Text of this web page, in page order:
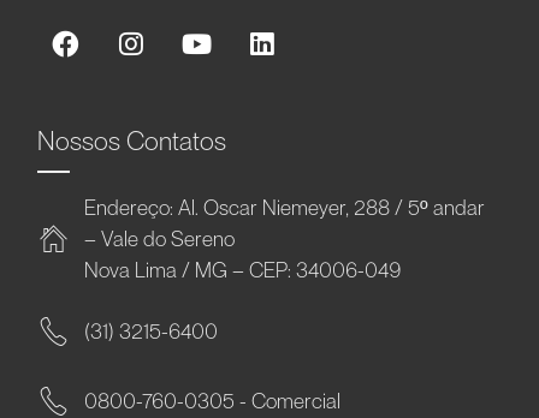
Nossos Contatos
Endereço: Al. Oscar Niemeyer, 288 / 5º andar
– Vale do Sereno
Nova Lima / MG – CEP: 34006-049
(31) 3215-6400
0800-760-0305 - Comercial